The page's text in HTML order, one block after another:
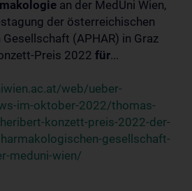
an der MedUni Wien,
der österreichischen
(APHAR) in Graz
Preis 2022 für...
web/ueber-
im-oktober-2022/thomas-
konzett-preis-2022-der-
gesellschaft-
meduni-wien/